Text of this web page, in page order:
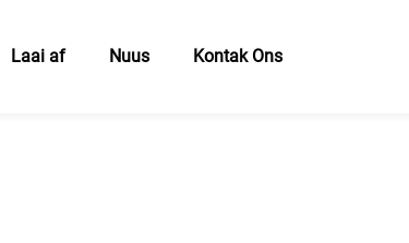
Laai af Nuus Kontak Ons